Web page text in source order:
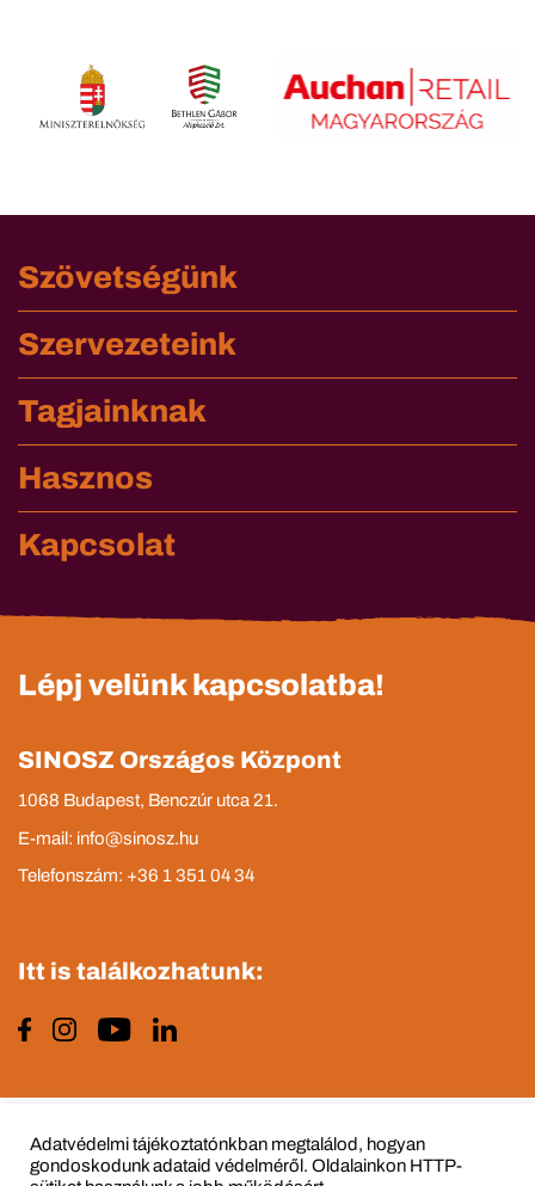
Szövetségünk
Szervezeteink
Tagjainknak
Hasznos
Kapcsolat
Lépj velünk kapcsolatba!
SINOSZ Országos Központ
1068 Budapest, Benczúr utca 21.
E-mail: info@sinosz.hu
Telefonszám: +36 1 351 04 34
Itt is találkozhatunk:
Impresszum Adatvédelmi tájékoztató
Adatvédelmi tájékoztatónkban megtalálod, hogyan
gondoskodunk adataid védelméről. Oldalainkon HTTP-